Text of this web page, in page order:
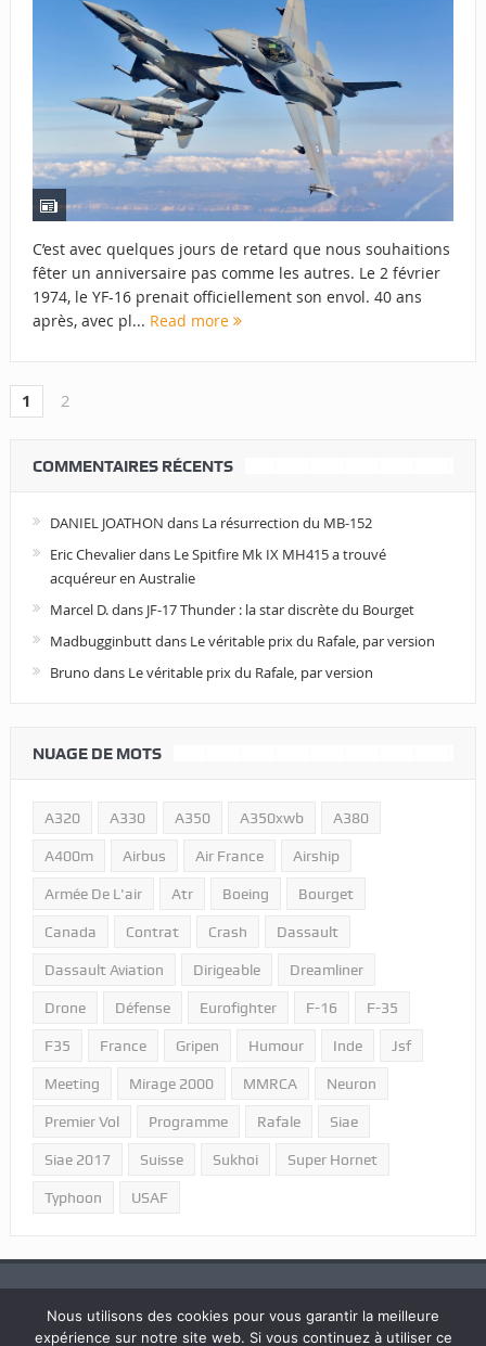
C’est avec quelques jours de retard que nous souhaitions
fêter un anniversaire pas comme les autres. Le 2 février
1974, le YF-16 prenait officiellement son envol. 40 ans
après, avec pl... Read more
1 2
COMMENTAIRES RÉCENTS
DANIEL JOATHON dans La résurrection du MB-152
Eric Chevalierdans Le Spitfire Mk IX MH415 a trouvé
acquéreur en Australie
Marcel D.dans JF-17 Thunder : la star discrète du Bourget
Madbugginbuttdans Le véritable prix du Rafale, par version
Bruno dans Le véritable prix du Rafale, par version
NUAGE DE MOTS
A320 A330 A350 A350xwb A380
A400m Airbus Air France Airship
Armée De L'air Atr Boeing Bourget
Canada Contrat Crash Dassault
Dassault Aviation Dirigeable Dreamliner
Drone Défense Eurofighter F-16 F-35
F35 France Gripen Humour Inde Jsf
Meeting Mirage 2000 MMRCA Neuron
Premier Vol Programme Rafale Siae
Siae 2017 Suisse Sukhoi Super Hornet
Typhoon USAF
Nous utilisons des cookies pour vous garantir la meilleure
expérience sur notre site web. Si vous continuez à utiliser ce